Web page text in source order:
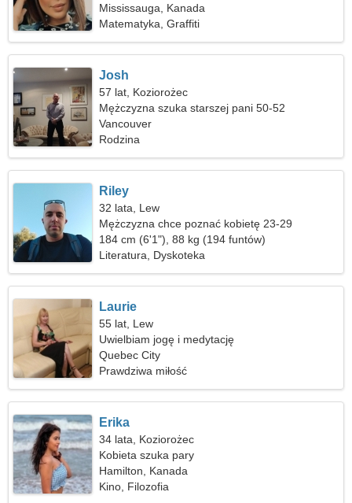
Mississauga, Kanada
Matematyka, Graffiti
Josh
57 lat, Koziorożec
Mężczyzna szuka starszej pani 50-52
Vancouver
Rodzina
Riley
32 lata, Lew
Mężczyzna chce poznać kobietę 23-29
184 cm (6'1"), 88 kg (194 funtów)
Literatura, Dyskoteka
Laurie
55 lat, Lew
Uwielbiam jogę i medytację
Quebec City
Prawdziwa miłość
Erika
34 lata, Koziorożec
Kobieta szuka pary
Hamilton, Kanada
Kino, Filozofia